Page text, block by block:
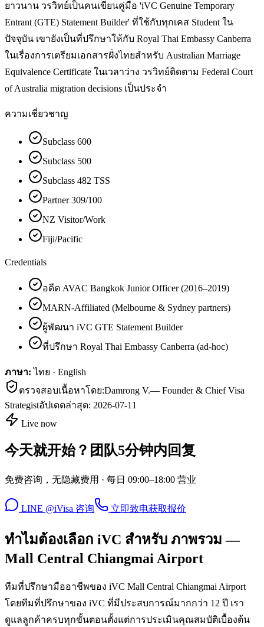
ยาวนาน วรวิทย์เป็นคนเขียนคู่มือ 'iVC Genuine Temporary
Entrant (GTE) Statement Builder' ที่ใช้กับทุกเคส Student ใน
ปัจจุบัน เขายังเป็นที่ปรึกษาให้กับ Royal Thai Embassy Canberra
ในเรื่องการเตรียมเอกสารฝั่งไทยสำหรับ Australian Marriage
Equivalence Certificate ในเวลาว่าง วรวิทย์ติดตาม Federal Court
of Australia migration decisions เป็นประจำ
ความเชี่ยวชาญ
Subclass 600
Subclass 500
Subclass 482 TSS
Partner 309/100
NZ Visitor/Work
Fiji/Pacific
Credentials
อดีต AVAC Bangkok Junior Officer (2016–2019)
MARN-Affiliated (Melbourne & Sydney partners)
ผู้พัฒนา iVC GTE Statement Builder
ที่ปรึกษา Royal Thai Embassy Canberra (ad-hoc)
ภาษา: ไทย · English
ตรวจสอบเนื้อหาโดย:Damrong V.— Founder & Chief Visa
Strategistอัปเดตล่าสุด: 2026-07-11
Live now
今天就开始？团队5分钟内回复
免费咨询，无隐藏费用 · 每日 09:00–18:00 营业
LINE @iVisa 咨询 立即致电获取报价
ทำไมต้องเลือก iVC สำหรับ ภาพรวม —
Mall Central Chiangmai Airport
ทีมที่ปรึกษามืออาชีพของ iVC Mall Central Chiangmai Airport
โดยทีมที่ปรึกษาของ iVC ที่มีประสบการณ์มากกว่า 12 ปี เรา
ดูแลลูกค้าครบทุกขั้นตอนตั้งแต่การประเมินคุณสมบัติเบื้องต้น